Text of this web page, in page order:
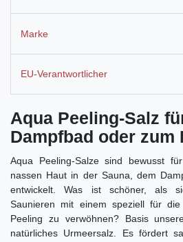
Marke
EU-Verantwortlicher
Aqua Peeling-Salz
Dampfbad oder zum
Aqua Peeling-Salze sind bewusst
nassen Haut in der Sauna, dem
entwickelt. Was ist schöner, als
Saunieren mit einem speziell für
Peeling zu verwöhnen? Basis
natürliches Urmeersalz. Es fördert